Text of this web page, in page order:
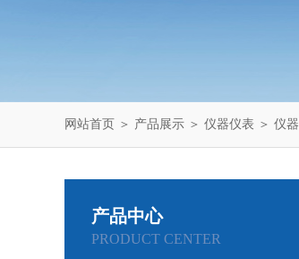
网站首页 ＞ 产品展示 ＞ 仪器仪表 ＞ 仪器
产品中心
PRODUCT CENTER